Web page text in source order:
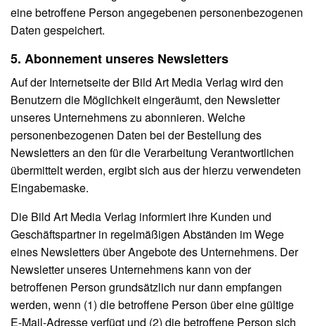
eine betroffene Person angegebenen personenbezogenen
Daten gespeichert.
5. Abonnement unseres Newsletters
Auf der Internetseite der Bild Art Media Verlag wird den
Benutzern die Möglichkeit eingeräumt, den Newsletter
unseres Unternehmens zu abonnieren. Welche
personenbezogenen Daten bei der Bestellung des
Newsletters an den für die Verarbeitung Verantwortlichen
übermittelt werden, ergibt sich aus der hierzu verwendeten
Eingabemaske.
Die Bild Art Media Verlag informiert ihre Kunden und
Geschäftspartner in regelmäßigen Abständen im Wege
eines Newsletters über Angebote des Unternehmens. Der
Newsletter unseres Unternehmens kann von der
betroffenen Person grundsätzlich nur dann empfangen
werden, wenn (1) die betroffene Person über eine gültige
E-Mail-Adresse verfügt und (2) die betroffene Person sich